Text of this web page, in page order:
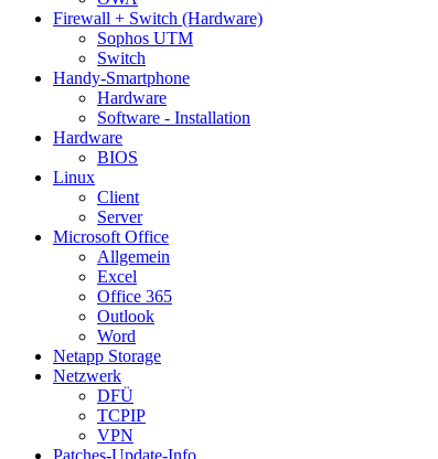
Firewall + Switch (Hardware)
Sophos UTM
Switch
Handy-Smartphone
Hardware
Software - Installation
Hardware
BIOS
Linux
Client
Server
Microsoft Office
Allgemein
Excel
Office 365
Outlook
Word
Netapp Storage
Netzwerk
DFÜ
TCPIP
VPN